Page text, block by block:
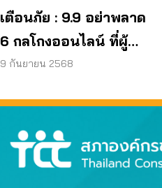
เตือนภัย : 9.9 อย่าพลาด
6 กลโกงออนไลน์ ที่ผู้
บริโภคโดนหลอกบ่อย
9 กันยายน 2568